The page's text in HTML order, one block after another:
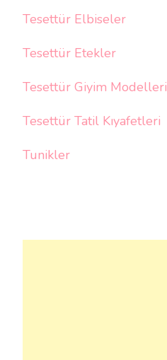
Tesettür Elbiseler
Tesettür Etekler
Tesettür Giyim Modelleri
Tesettür Tatil Kıyafetleri
Tunikler